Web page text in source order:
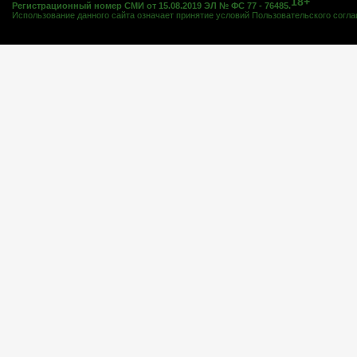
Регистрационный номер СМИ от 15.08.2019 ЭЛ № ФС 77 - 76485.
Использование данного сайта означает принятие условий Пользовательского